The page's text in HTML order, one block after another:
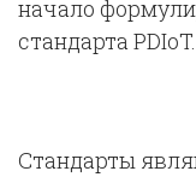
начало
стандарта PDIoT.
Стандарты